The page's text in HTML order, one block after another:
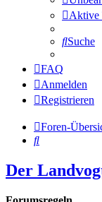
Aktive
Suche
FAQ
Anmelden
Registrieren
Foren-
Suche
Der